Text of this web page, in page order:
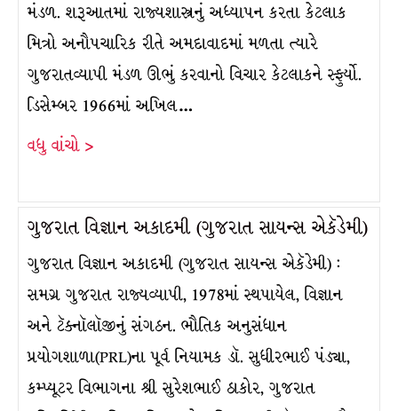
મંડળ. શરૂઆતમાં રાજ્યશાસ્ત્રનું અધ્યાપન કરતા કેટલાક
મિત્રો અનૌપચારિક રીતે અમદાવાદમાં મળતા ત્યારે
ગુજરાતવ્યાપી મંડળ ઊભું કરવાનો વિચાર કેટલાકને સ્ફુર્યો.
ડિસેમ્બર 1966માં અખિલ…
વધુ વાંચો >
ગુજરાત વિજ્ઞાન અકાદમી (ગુજરાત સાયન્સ એકૅડેમી)
ગુજરાત વિજ્ઞાન અકાદમી (ગુજરાત સાયન્સ એકૅડેમી) :
સમગ્ર ગુજરાત રાજ્યવ્યાપી, 1978માં સ્થપાયેલ, વિજ્ઞાન
અને ટૅક્નૉલૉજીનું સંગઠન. ભૌતિક અનુસંધાન
પ્રયોગશાળા(PRL)ના પૂર્વ નિયામક ડૉ. સુધીરભાઈ પંડ્યા,
કમ્પ્યૂટર વિભાગના શ્રી સુરેશભાઈ ઠાકોર, ગુજરાત